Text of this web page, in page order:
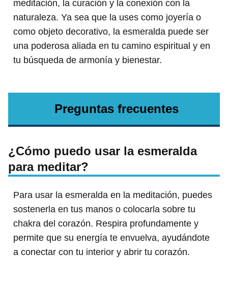
meditación, la curación y la conexión con la
naturaleza. Ya sea que la uses como joyería o
como objeto decorativo, la esmeralda puede ser
una poderosa aliada en tu camino espiritual y en
tu búsqueda de armonía y bienestar.
Preguntas frecuentes
¿Cómo puedo usar la esmeralda
para meditar?
Para usar la esmeralda en la meditación, puedes
sostenerla en tus manos o colocarla sobre tu
chakra del corazón. Respira profundamente y
permite que su energía te envuelva, ayudándote
a conectar con tu interior y abrir tu corazón.